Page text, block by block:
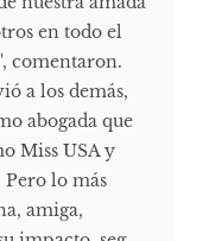
en todo el
comentaron.
a los demás,
abogada que
Miss USA y
lo más
amiga,